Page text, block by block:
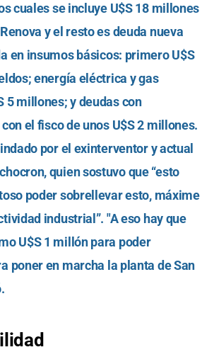
cuales se incluye U$S 18 millones
y el resto es deuda nueva
en insumos básicos: primero U$S
energía eléctrica y gas
5 millones; y deudas con
el fisco de unos U$S 2 millones.
por el exinterventor y actual
quien sostuvo que “esto
poder sobrellevar esto, máxime
industrial”. "A eso hay que
U$S 1 millón para poder
poner en marcha la planta de San